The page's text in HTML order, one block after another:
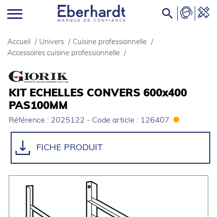

Accueil / Univers / Cuisine professionnelle /
Accessoires cuisine professionnelle /
KIT ECHELLES CONVERS 600x400
PAS100MM
Référence : 2025122 - Code article : 126407
FICHE PRODUIT